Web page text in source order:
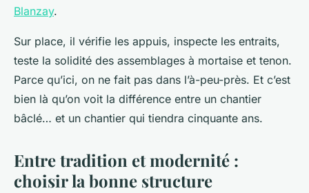
Blanzay.
Sur place, il vérifie les appuis, inspecte les entraits,
teste la solidité des assemblages à mortaise et tenon.
Parce qu’ici, on ne fait pas dans l’à-peu-près. Et c’est
bien là qu’on voit la différence entre un chantier
bâclé… et un chantier qui tiendra cinquante ans.
Entre tradition et modernité :
choisir la bonne structure